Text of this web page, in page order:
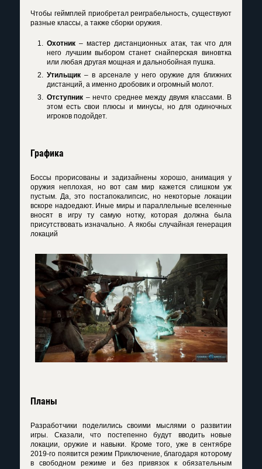
Чтобы геймплей приобретал реиграбельность, существуют
разные классы, а также сборки оружия.
Охотник– мастер дистанционных атак, так что для
него лучшим выбором станет снайперская виновтка
или любая другая мощная и дальнобойная пушка.
Утильщик – в арсенале у него оружие для ближних
дистанций, а именно дробовик и огромный молот.
Отступник – нечто среднее между двумя классами. В
этом есть свои плюсы и минусы, но для одиночных
игроков подойдет.
Графика
Боссы прорисованы и задизайнены хорошо, анимация у
оружия неплохая, но вот сам мир кажется слишком уж
пустым. Да, это постапокалипсис, но некоторые локации
вскоре надоедают. Иные миры и параллельные вселенные
вносят в игру ту самую нотку, которая должна была
присутствовать изначально. А якобы случайная генерация
локаций
Планы
Разработчики поделились своими мыслями о развитии
игры. Сказали, что постепенно будут вводить новые
локации, оружие и навыки. Кроме того, уже в сентябре
2019-го появится режим Приключение, благодаря которому
в свободном режиме и без привязок к обязательным